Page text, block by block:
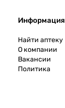
Информация
Найти аптеку
О компании
Вакансии
Политика